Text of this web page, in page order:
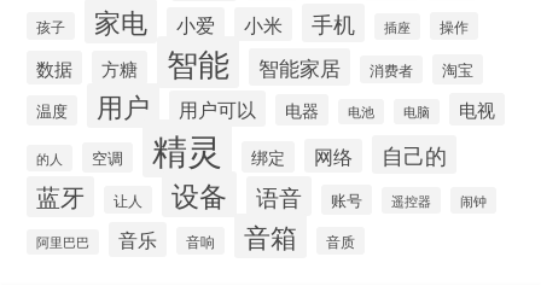
孩子 家电 小爱 小米 手机 插座 操作
数据 方糖 智能 智能家居 消费者
淘宝
温度
用户 用户可以 电器 电池 电脑 电视
的人 空调 精灵 绑定 网络 自己的
蓝牙 让人 设备 语音 账号 遥控器 闹钟
阿里巴巴 音乐 音响 音箱 音质